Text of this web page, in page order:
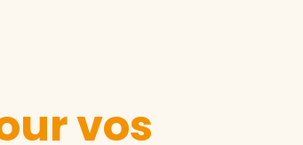
vos